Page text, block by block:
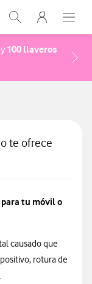
Abrir buscador.
Menu
Abre
100 llaveros
Acceder a la FAQ
te ofrece
tu móvil o
causado que
rotura de